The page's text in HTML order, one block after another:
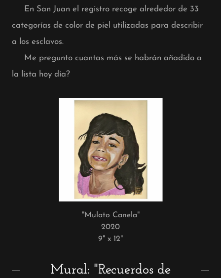
En San Juan el registro recoge alrededor de 33
categorías de color de piel utilizadas para describir
a los esclavos.
Me pregunto cuantas más se habrán añadido a
la lista hoy día?
"Mulato Pardo"
2020
9" x 12"
Mural: "Recuerdos de